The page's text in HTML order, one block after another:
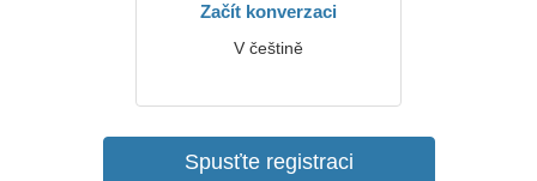
Začít konverzaci
V češtině
Spusťte registraci